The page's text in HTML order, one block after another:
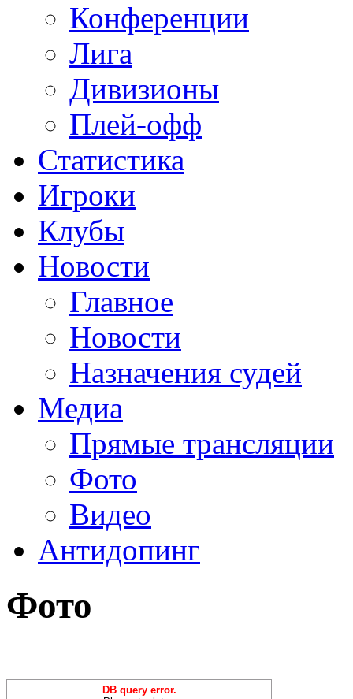
Конференции
Лига
Дивизионы
Плей-офф
Статистика
Игроки
Клубы
Новости
Главное
Новости
Назначения судей
Медиа
Прямые трансляции
Фото
Видео
Антидопинг
Фото
DB query error.